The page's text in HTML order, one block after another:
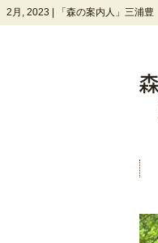
2月, 2023 | 「森の案内人」三浦豊